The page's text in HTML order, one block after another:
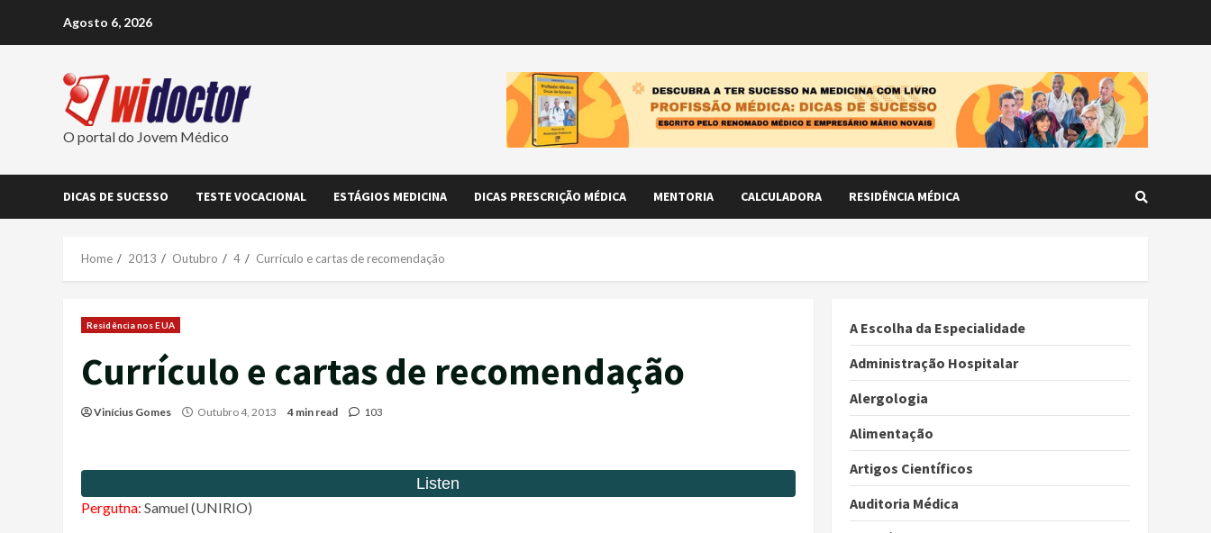
Agosto 6, 2026
O portal do Jovem Médico
DICAS DE SUCESSO TESTE VOCACIONAL ESTÁGIOS MEDICINA DICAS PRESCRIÇÃO MÉDICA MENTORIA CALCULADORA RESIDÊNCIA MÉDICA
Home 2013 Outubro 4 Currículo e cartas de recomendação
Residência nos EUA
Currículo e cartas de recomendação
Vinícius Gomes Outubro 4, 2013 4 min read 103
Pergutna: Samuel (UNIRIO)
A Escolha da Especialidade
Administração Hospitalar
Alergologia
Alimentação
Artigos Científicos
Auditoria Médica